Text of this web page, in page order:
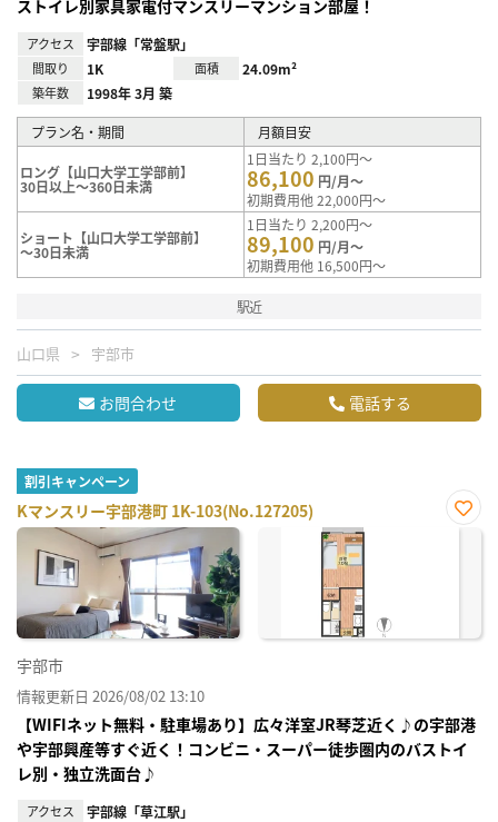
ストイレ別家具家電付マンスリーマンション部屋！
アクセス 宇部線「常盤駅」
間取り 1K 面積 24.09m²
築年数 1998年 3月 築
プラン名・期間 月額目安
ロング【山口大学工学部前】
30日以上～360日未満
1日当たり 2,100円～
86,100 円/月～
初期費用他 22,000円～
ショート【山口大学工学部前】
～30日未満
1日当たり 2,200円～
89,100 円/月～
初期費用他 16,500円～
駅近
山口県 宇部市
お問合わせ 電話する
割引キャンペーン
Kマンスリー宇部港町 1K-103(No.127205)
お気
宇部市
情報更新日 2026/08/02 13:10
【WIFIネット無料・駐車場あり】広々洋室JR琴芝近く♪の宇部港
や宇部興産等すぐ近く！コンビニ・スーパー徒歩圏内のバストイ
レ別・独立洗面台♪
アクセス 宇部線「草江駅」